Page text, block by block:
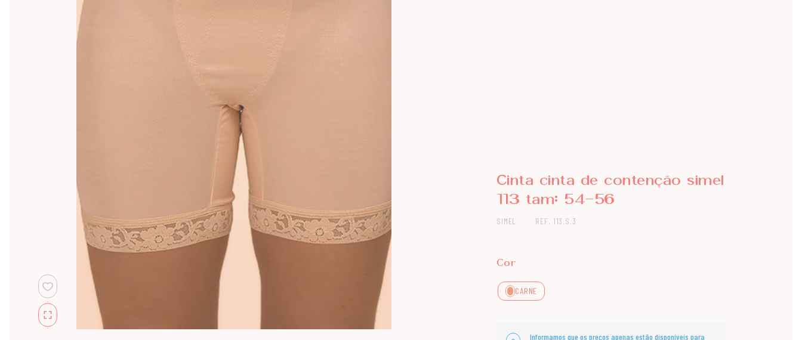
Cinta cinta de contenção simel
113 tam: 54-56
SIMEL REF. 113.S.3
Cor
CARNE
Informamos que os preços apenas estão disponíveis para